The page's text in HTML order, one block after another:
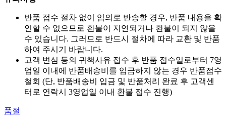
반품 접수 절차 없이 임의로 반송할 경우, 반품 내용을 확
인할 수 없으므로 환불이 지연되거나 환불이 되지 않을
수 있습니다. 그러므로 반드시 절차에 따라 교환 및 반품
하여 주시기 바랍니다.
고객 변심 등의 귀책사유 접수 후 반품 접수일로부터 7영
업일 이내에 반품배송비를 입금하지 않는 경우 반품접수
철회 (단, 반품배송비 입금 및 반품처리 완료 후 고객센
터로 연락시 3영업일 이내 환불 접수 진행)
품절